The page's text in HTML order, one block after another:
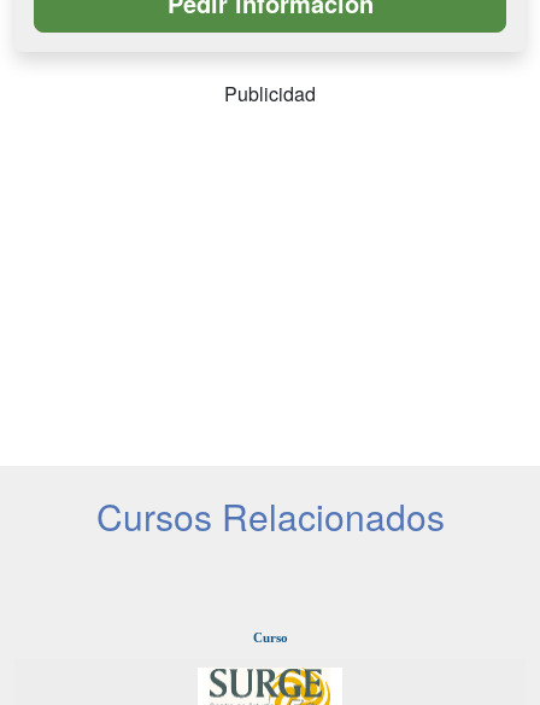
Publicidad
Cursos Relacionados
Curso